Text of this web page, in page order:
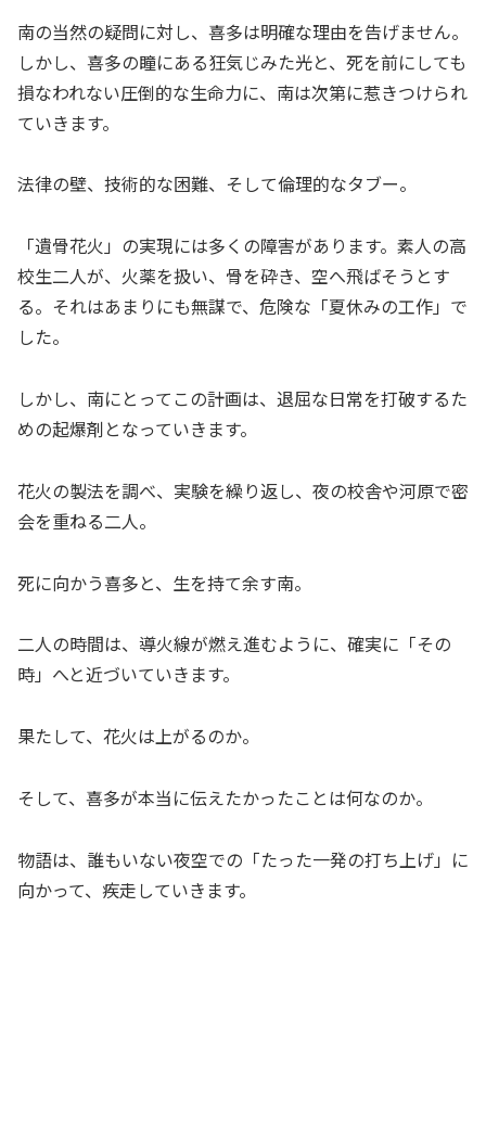
南の当然の疑問に対し、喜多は明確な理由を告げません。
しかし、喜多の瞳にある狂気じみた光と、死を前にしても
損なわれない圧倒的な生命力に、南は次第に惹きつけられ
ていきます。
法律の壁、技術的な困難、そして倫理的なタブー。
「遺骨花火」の実現には多くの障害があります。素人の高
校生二人が、火薬を扱い、骨を砕き、空へ飛ばそうとす
る。それはあまりにも無謀で、危険な「夏休みの工作」で
した。
しかし、南にとってこの計画は、退屈な日常を打破するた
めの起爆剤となっていきます。
花火の製法を調べ、実験を繰り返し、夜の校舎や河原で密
会を重ねる二人。
死に向かう喜多と、生を持て余す南。
二人の時間は、導火線が燃え進むように、確実に「その
時」へと近づいていきます。
果たして、花火は上がるのか。
そして、喜多が本当に伝えたかったことは何なのか。
物語は、誰もいない夜空での「たった一発の打ち上げ」に
向かって、疾走していきます。